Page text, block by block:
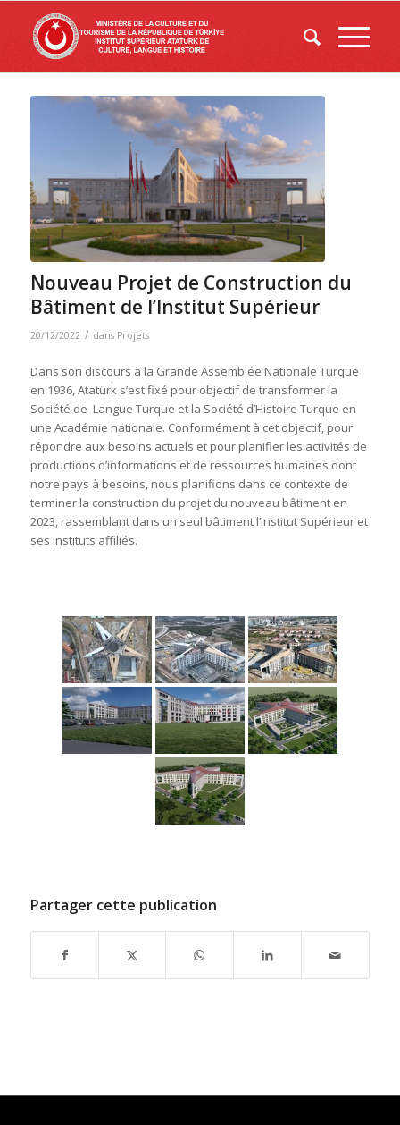
Nouveau Projet de Construction du
Bâtiment de l’Institut Supérieur
20/12/2022 / dans Projets
Dans son discours à la Grande Assemblée Nationale Turque
en 1936, Atatürk s’est fixé pour objectif de transformer la
Société de Langue Turque et la Société d’Histoire Turque en
une Académie nationale. Conformément à cet objectif, pour
répondre aux besoins actuels et pour planifier les activités de
productions d’informations et de ressources humaines dont
notre pays à besoins, nous planifions dans ce contexte de
terminer la construction du projet du nouveau bâtiment en
2023, rassemblant dans un seul bâtiment l’Institut Supérieur et
ses instituts affiliés.
Partager cette publication